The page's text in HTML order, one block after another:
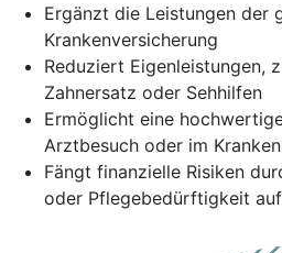
Ergänzt die Leistungen der
Krankenversicherung
Reduziert Eigenleistungen,
Zahnersatz oder Sehhilfen
Ermöglicht eine
Arztbesuch oder im
Fängt finanzielle Risiken
oder Pflegebedürftigkeit auf